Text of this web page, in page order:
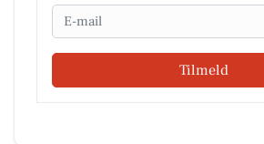
Email
Tilmeld